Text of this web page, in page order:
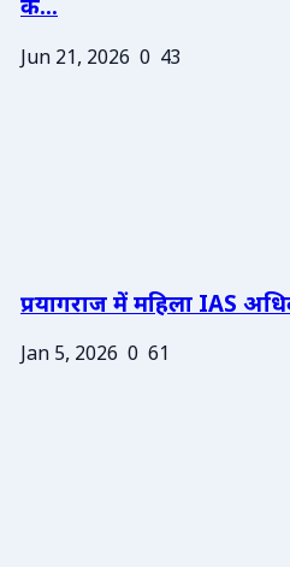
के...
Jun 21, 2026 0 43
प्रयागराज में महिला IAS
Jan 5, 2026 0 61